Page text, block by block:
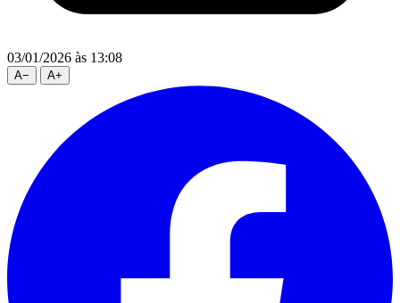
03/01/2026 às 13:08
A− A+